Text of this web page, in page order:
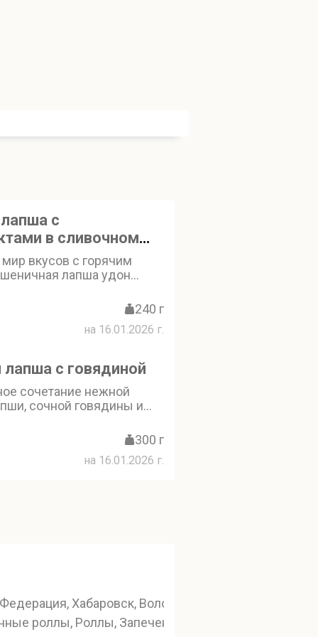
с
в сливочном
мир вкусов с горячим
лапша удон
- креветками,
Сливочный
устричным соусом и
а овощи делают его
240 г
на 16.01.2026 г.
лапша с говядиной
сочетание нежной
сочной говядины и
ароматом кунжута и300 г
на 16.01.2026 г.
роллов и суши
Хабаровск, Волочаевская, 87
роллы, Роллы, Запеченные роллы